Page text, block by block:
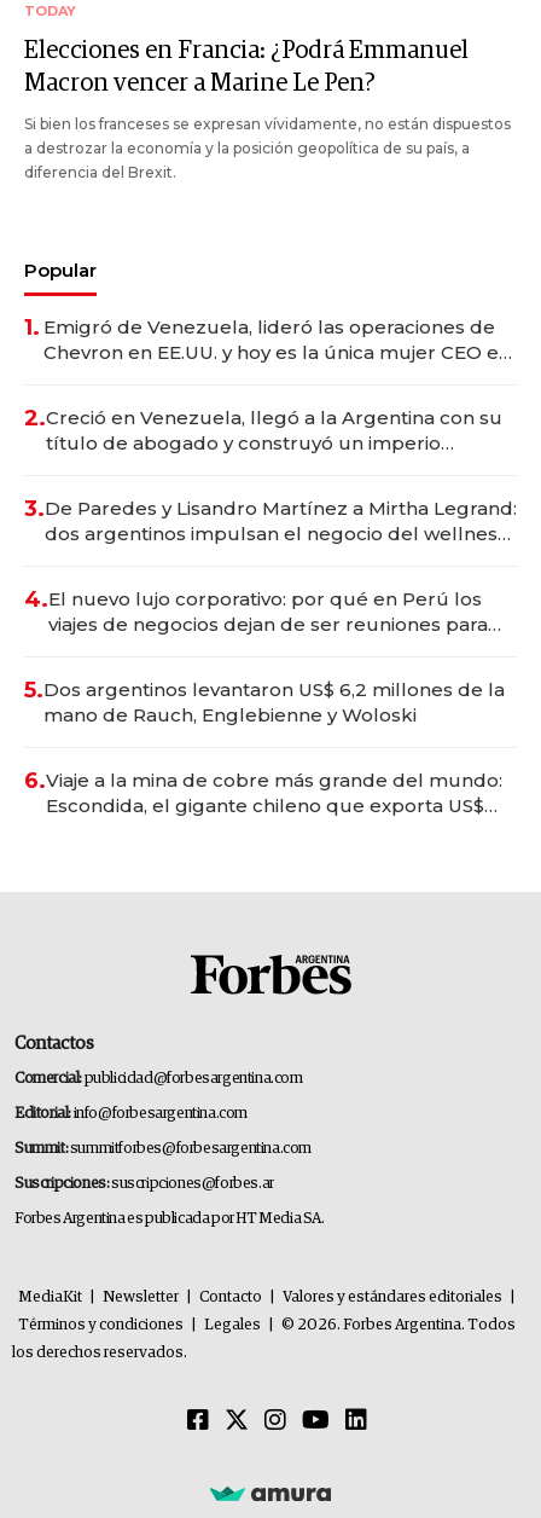
TODAY
Elecciones en Francia: ¿Podrá Emmanuel
Macron vencer a Marine Le Pen?
Si bien los franceses se expresan vívidamente, no están dispuestos
a destrozar la economía y la posición geopolítica de su país, a
diferencia del Brexit.
Popular
1. Emigró de Venezuela, lideró las operaciones de
Chevron en EE.UU. y hoy es la única mujer CEO en
2.Creció en Venezuela, llegó a la Argentina con su
título de abogado y construyó un imperio
3.De Paredes y Lisandro Martínez a Mirtha Legrand:
dos argentinos impulsan el negocio del wellness
4.El nuevo lujo corporativo: por qué en Perú los
viajes de negocios dejan de ser reuniones para
5.Dos argentinos levantaron US$ 6,2 millones de la
mano de Rauch, Englebienne y Woloski
6.Viaje a la mina de cobre más grande del mundo:
Escondida, el gigante chileno que exporta US$
Contactos
Comercial:publicidad@forbesargentina.com
Editorial:info@forbesargentina.com
Summit:summitforbes@forbesargentina.com
Suscripciones:suscripciones@forbes.ar
Forbes Argentina es publicada por HT Media SA.
MediaKit Newsletter Contacto Valores y estándares editoriales
Términos y condiciones
Legales
© 2026. Forbes Argentina. Todos
los derechos reservados.